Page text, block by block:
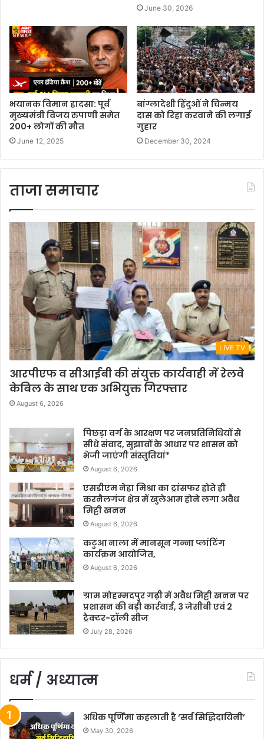
June 30, 2026
भयानक विमान हादसा: पूर्व
मुख्यमंत्री विजय रुपाणी समेत
200+ लोगों की मौत
June 12, 2025
बांग्लादेशी हिंदुओं ने चिन्मय
दास को रिहा करवाने की लगाई
गुहार
December 30, 2024
ताजा समाचार
LIVE TV
आरपीएफ व सीआईबी की संयुक्त कार्यवाही में रेलवे
केबिल के साथ एक अभियुक्त गिरफ्तार
August 6, 2026
पिछड़ा वर्ग के आरक्षण पर जनप्रतिनिधियों से
सीधे संवाद, सुझावों के आधार पर शासन को
भेजी जाएंगी संस्तुतियां*
August 6, 2026
एसडीएम नेहा मिश्रा का ट्रांसफर होते ही
करनैलगंज क्षेत्र में खुलेआम होने लगा अवैध
मिट्टी खनन
August 6, 2026
कटुआ नाला में मानसून गन्ना प्लांटिंग
कार्यक्रम आयोजित,
August 6, 2026
ग्राम मोहम्मदपुर गढ़ी में अवैध मिट्टी खनन पर
प्रशासन की बड़ी कार्रवाई, 3 जेसीबी एवं 2
ट्रैक्टर-ट्रॉली सीज
July 28, 2026
धर्म / अध्यात्म
अधिक पूर्णिमा कहलाती है ‘सर्व सिद्धिदायिनी’
May 30, 2026